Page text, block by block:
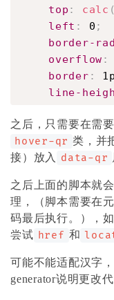
top : calc (
left : 0 ;
border-
overflow :
border :
line-
.hover-qr-
left:
right: 0;
.hover-qr-
top :
bottom:
}
</style>
之后，只需要在需
hover-qr 类，并
接）放入 data-qr
之后上面的脚本就
理，（脚本需要在
码最后执行。），
尝试 href 和
可能不能适配汉字
generator说明 更改